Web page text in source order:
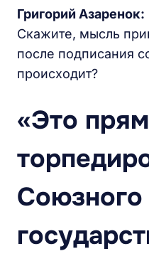
Григорий Азаренок:
Скажите, мысль
после подписания
происходит?
«Это
Союзного